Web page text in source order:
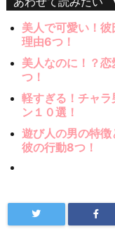
美人で可愛い！
理由6つ！
美人なのに！？
つ！
軽すぎる！チャ
ン１０選！
遊び人の男の特
彼の行動8つ！